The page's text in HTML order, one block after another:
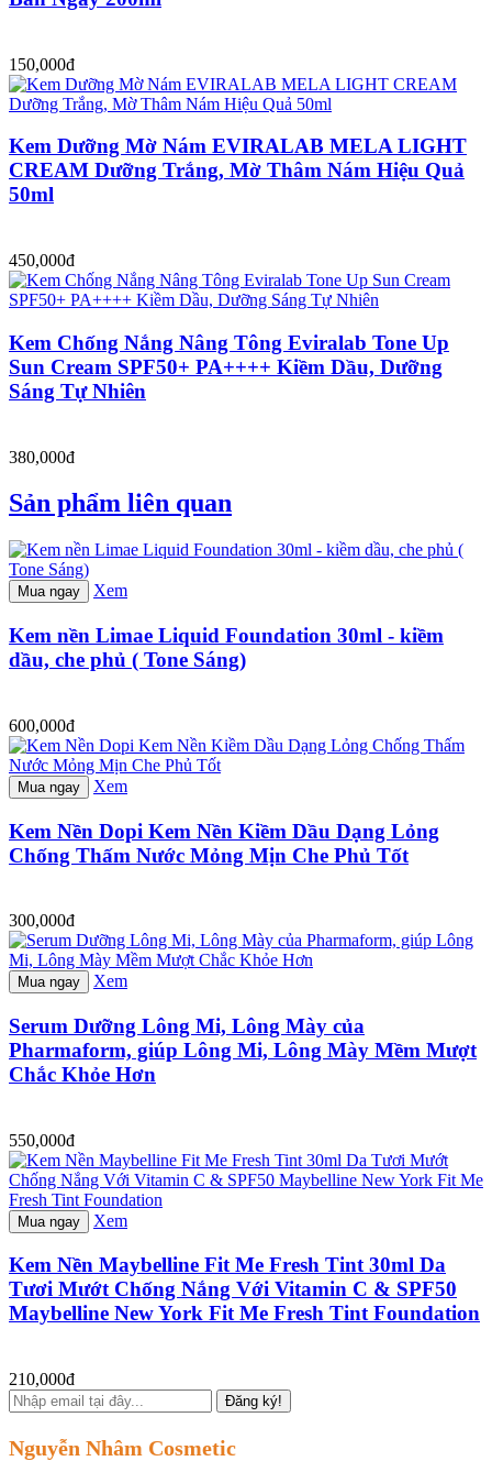
150,000đ
Kem Dưỡng Mờ Nám EVIRALAB MELA LIGHT
CREAM Dưỡng Trắng, Mờ Thâm Nám Hiệu Quả
50ml
450,000đ
Kem Chống Nắng Nâng Tông Eviralab Tone Up
Sun Cream SPF50+ PA++++ Kiềm Dầu, Dưỡng
Sáng Tự Nhiên
380,000đ
Sản phẩm liên quan
Mua ngay Xem
Kem nền Limae Liquid Foundation 30ml - kiềm
dầu, che phủ ( Tone Sáng)
600,000đ
Mua ngay Xem
Kem Nền Dopi Kem Nền Kiềm Dầu Dạng Lỏng
Chống Thấm Nước Mỏng Mịn Che Phủ Tốt
300,000đ
Mua ngay Xem
Serum Dưỡng Lông Mi, Lông Mày của
Pharmaform, giúp Lông Mi, Lông Mày Mềm Mượt
Chắc Khỏe Hơn
550,000đ
Mua ngay Xem
Kem Nền Maybelline Fit Me Fresh Tint 30ml Da
Tươi Mướt Chống Nắng Với Vitamin C & SPF50
Maybelline New York Fit Me Fresh Tint Foundation
210,000đ
Đăng ký!
Nguyễn Nhâm Cosmetic